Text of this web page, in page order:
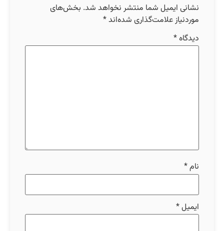
نشانی ایمیل شما منتشر نخواهد شد. بخش‌های
موردنیاز علامت‌گذاری شده‌اند*
دیدگاه*
نام*
ایمیل*